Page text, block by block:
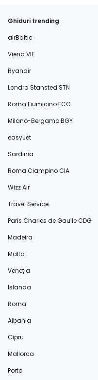
Ghiduri trending
airBaltic
Viena VIE
Ryanair
Londra Stansted STN
Roma Fiumicino FCO
Milano-Bergamo BGY
easyJet
Sardinia
Roma Ciampino CIA
Wizz Air
Travel Service
Paris Charles de Gaulle CDG
Madeira
Malta
Veneția
Islanda
Roma
Albania
Cipru
Mallorca
Porto